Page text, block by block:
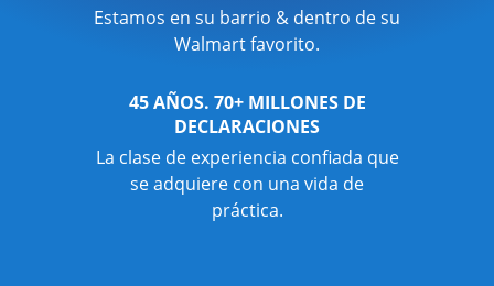
Estamos en su barrio & dentro de su
Walmart favorito.
45 AÑOS. 70+ MILLONES DE
DECLARACIONES
La clase de experiencia confiada que
se adquiere con una vida de
práctica.